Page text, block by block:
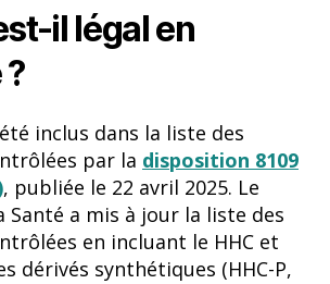
il légal en
inclus dans la liste des
par la disposition 8109
, publiée le 22 avril 2025. Le
Santé a mis à jour la liste des
en incluant le HHC et
dérivés synthétiques (HHC-P,